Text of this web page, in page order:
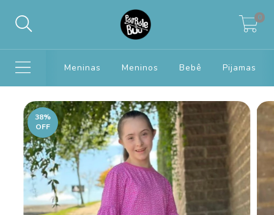
0
Meninas Meninos Bebê Pijamas
38%
OFF